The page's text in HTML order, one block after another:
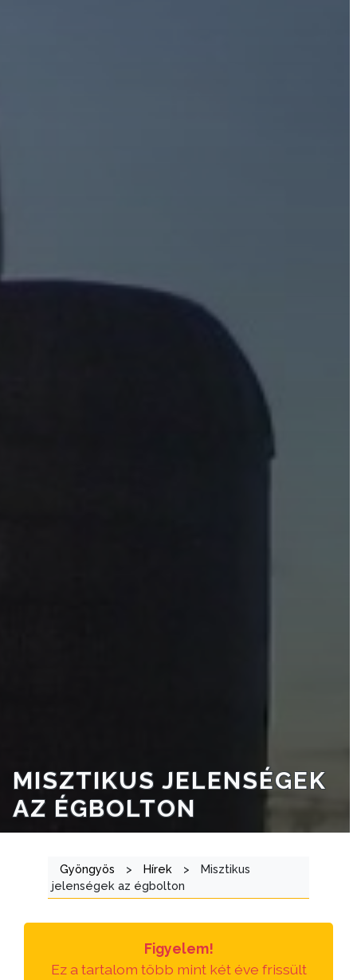
MISZTIKUS JELENSÉGEK
AZ ÉGBOLTON
Gyöngyös > Hírek >
Misztikus
jelenségek az égbolton
Figyelem!
Ez a tartalom több mint két éve frissült